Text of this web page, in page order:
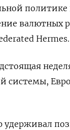
валютных
Hermes.
системы,
удерживал